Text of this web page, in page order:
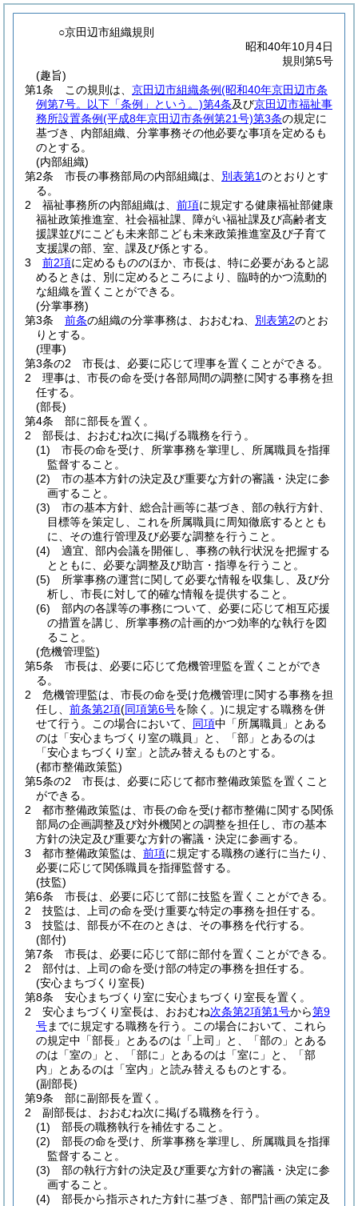
○京田辺市組織規則
昭和40年10月4日
規則第5号
(趣旨)
第1条
この規則は、 京田辺市組織条例(昭和40年京田辺市条
例第7号。以下「条例」という。)第4条及び京田辺市福祉事
務所設置条例(平成8年京田辺市条例第21号)第3条の規定に
基づき、内部組織、分掌事務その他必要な事項を定めるも
のとする。
(内部組織)
第2条
市長の事務部局の内部組織は、 別表第1のとおりとす
る。
2
福祉事務所の内部組織は、 前項に規定する健康福祉部健康
福祉政策推進室、社会福祉課、障がい福祉課及び高齢者支
援課並びにこども未来部こども未来政策推進室及び子育て
支援課の部、室、課及び係とする。
3
前2項に定めるもののほか、市長は、特に必要があると認
めるときは、別に定めるところにより、臨時的かつ流動的
な組織を置くことができる。
(分掌事務)
第3条
前条の組織の分掌事務は、おおむね、 別表第2のとお
りとする。
(理事)
第3条の2
市長は、必要に応じて理事を置くことができる。
2
理事は、市長の命を受け各部局間の調整に関する事務を担
任する。
(部長)
第4条
部に部長を置く。
2
部長は、おおむね次に掲げる職務を行う。
(1)
市長の命を受け、所掌事務を掌理し、所属職員を指揮
監督すること。
(2)
市の基本方針の決定及び重要な方針の審議・決定に参
画すること。
(3)
市の基本方針、総合計画等に基づき、部の執行方針、
目標等を策定し、これを所属職員に周知徹底するととも
に、その進行管理及び必要な調整を行うこと。
(4)
適宜、部内会議を開催し、事務の執行状況を把握する
とともに、必要な調整及び助言・指導を行うこと。
(5)
所掌事務の運営に関して必要な情報を収集し、及び分
析し、市長に対して的確な情報を提供すること。
(6)
部内の各課等の事務について、必要に応じて相互応援
の措置を講じ、所掌事務の計画的かつ効率的な執行を図
ること。
(危機管理監)
第5条
市長は、必要に応じて危機管理監を置くことができ
る。
2
危機管理監は、市長の命を受け危機管理に関する事務を担
任し、 前条第2項(同項第6号を除く。)に規定する職務を併
せて行う。
この場合において、 同項中「所属職員」とある
のは「安心まちづくり室の職員」と、「部」とあるのは
「安心まちづくり室」と読み替えるものとする。
(都市整備政策監)
第5条の2
市長は、必要に応じて都市整備政策監を置くこと
ができる。
2
都市整備政策監は、市長の命を受け都市整備に関する関係
部局の企画調整及び対外機関との調整を担任し、市の基本
方針の決定及び重要な方針の審議・決定に参画する。
3
都市整備政策監は、 前項に規定する職務の遂行に当たり、
必要に応じて関係職員を指揮監督する。
(技監)
第6条
市長は、必要に応じて部に技監を置くことができる。
2
技監は、上司の命を受け重要な特定の事務を担任する。
3
技監は、部長が不在のときは、その事務を代行する。
(部付)
第7条
市長は、必要に応じて部に部付を置くことができる。
2
部付は、上司の命を受け部の特定の事務を担任する。
(安心まちづくり室長)
第8条
安心まちづくり室に安心まちづくり室長を置く。
2
安心まちづくり室長は、おおむね次条第2項第1号から第9
号までに規定する職務を行う。
この場合において、これら
の規定中「部長」とあるのは「上司」と、「部の」とある
のは「室の」と、「部に」とあるのは「室に」と、「部
内」とあるのは「室内」と読み替えるものとする。
(副部長)
第9条
部に副部長を置く。
2
副部長は、おおむね次に掲げる職務を行う。
(1)
部長の職務執行を補佐すること。
(2)
部長の命を受け、所掌事務を掌理し、所属職員を指揮
監督すること。
(3)
部の執行方針の決定及び重要な方針の審議・決定に参
画すること。
(4)
部長から指示された方針に基づき、部門計画の策定及